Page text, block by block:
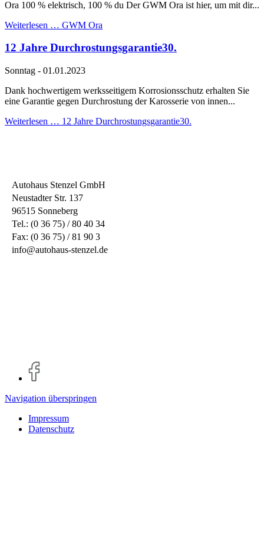
Ora 100 % elektrisch, 100 % du Der GWM Ora ist hier, um mit dir...
Weiterlesen … GWM Ora
12 Jahre Durchrostungsgarantie30.
Sonntag - 01.01.2023
Dank hochwertigem werksseitigem Korrosionsschutz erhalten Sie
eine Garantie gegen Durchrostung der Karosserie von innen...
Weiterlesen … 12 Jahre Durchrostungsgarantie30.
Autohaus Stenzel GmbH
Neustadter Str. 137
96515 Sonneberg
Tel.: (0 36 75) / 80 40 34
Fax: (0 36 75) / 81 90 3
info@autohaus-stenzel.de
Navigation überspringen
Impressum
Datenschutz